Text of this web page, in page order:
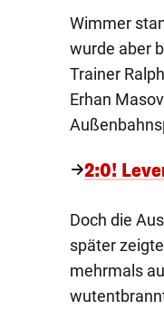
Wimmer
wurde aber
Trainer
Erhan
2:0!
Doch die
später
mehrmals